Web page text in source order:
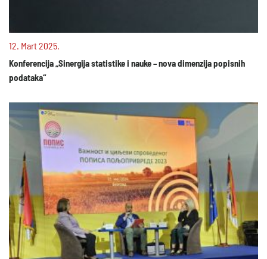
12. Mart 2025.
Konferencija „Sinergija statistike i nauke – nova dimenzija popisnih
podataka“